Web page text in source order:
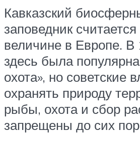
Кавказский
заповедник
величине в Европе. В
здесь была
охота», но советские
охранять природу
рыбы, охота и сбор
запрещены до сих